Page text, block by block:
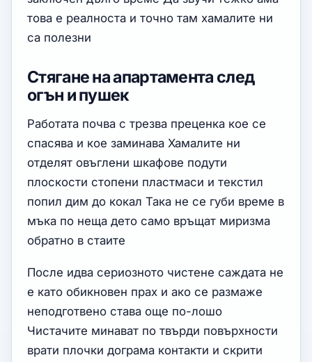
това е реалноста и точно там хамалите ни
са полезни
Стягане на апартамента след
огън и пушек
Работата почва с трезва преценка кое се
спасява и кое заминава Хамалите ни
отделят овъглени шкафове подути
плоскости стопени пластмаси и текстил
попил дим до кокал Така не се губи време в
мъка по неща дето само връщат миризма
обратно в стаите
После идва сериозното чистене саждата не
е като обикновен прах и ако се размаже
неподготвено става още по-лошо
Чистачите минават по твърди повърхности
врати плочки дограма контакти и скрити